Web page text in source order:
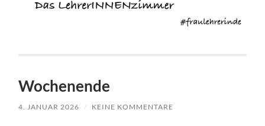
Wochenende
4. JANUAR 2026 / KEINE KOMMENTARE